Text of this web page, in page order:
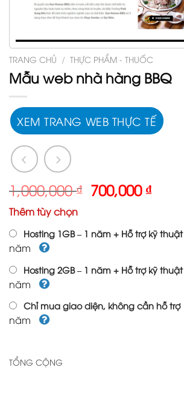
TRANG CHỦ / THỰC PHẨM - THUỐC
Mẫu web nhà hàng BBQ
XEM TRANG WEB THỰC TẾ
1,000,000₫ Giá
gốc
1,000,000 ₫.
700,000₫Giá
là:
Thêm tùy chọn
Hosting 1GB – 1 năm + Hỗ trợ kỹ thuật
năm
Hosting 2GB – 1 năm + Hỗ trợ kỹ thuật
năm
Chỉ mua giao diện, không cần hỗ trợ
năm
TỔNG CỘNG